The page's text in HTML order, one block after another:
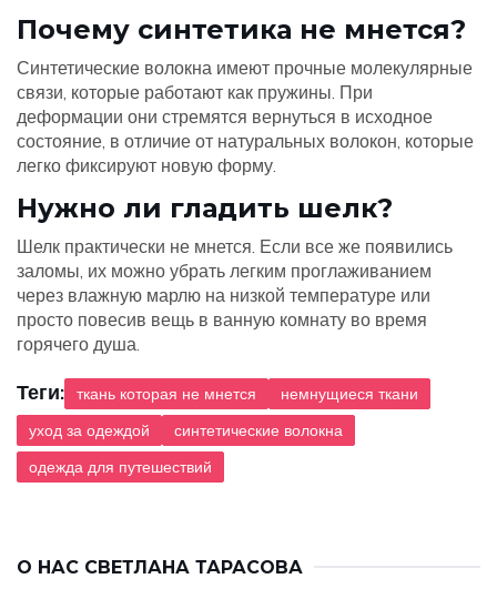
Почему синтетика не мнется?
Синтетические волокна имеют прочные молекулярные
связи, которые работают как пружины. При
деформации они стремятся вернуться в исходное
состояние, в отличие от натуральных волокон, которые
легко фиксируют новую форму.
Нужно ли гладить шелк?
Шелк практически не мнется. Если все же появились
заломы, их можно убрать легким проглаживанием
через влажную марлю на низкой температуре или
просто повесив вещь в ванную комнату во время
горячего душа.
Теги: ткань которая не мнется
немнущиеся ткани
уход за одеждой
синтетические волокна
одежда для путешествий
О НАС СВЕТЛАНА ТАРАСОВА